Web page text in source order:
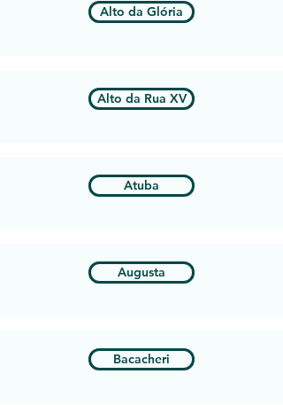
Alto da Glória
Alto da Rua XV
Atuba
Augusta
Bacacheri